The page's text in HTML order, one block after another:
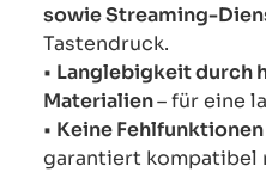
sowie Streaming-
Tastendruck.
• Langlebigkeit durch
Materialien– für eine
• Keine
garantiert kompatibel